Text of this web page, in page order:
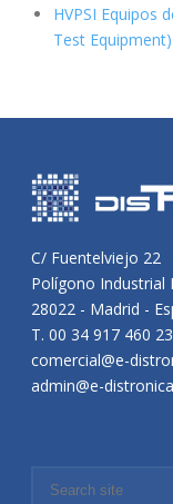
HVPSI Equipos
Test Equipment)
C/ Fuentelviejo 22
Polígono Industrial
28022 - Madrid -
T. 00 34 917 460
comercial@e-
admin@e-